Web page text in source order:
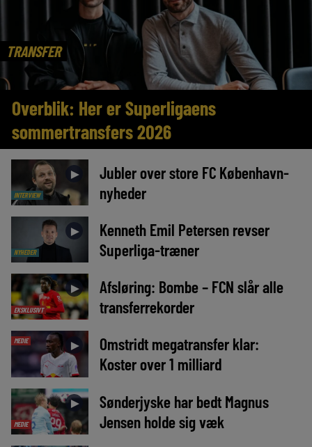
TRANSFER
Overblik: Her er Superligaens
sommertransfers 2026
INTERVIEW
►
Jubler over store FC København-
nyheder
NYHEDER
►
Kenneth Emil Petersen revser
Superliga-træner
EKSKLUSIVT
►
Afsløring: Bombe – FCN slår alle
transferrekorder
MEDIE ►
Omstridt megatransfer klar:
Koster over 1 milliard
MEDIE
►
Sønderjyske har bedt Magnus
Jensen holde sig væk